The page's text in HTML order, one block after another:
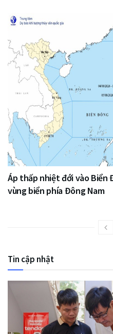
Áp thấp nhiệt đới vào Biển
vùng biển phía Đông Nam
Tin cập nhật